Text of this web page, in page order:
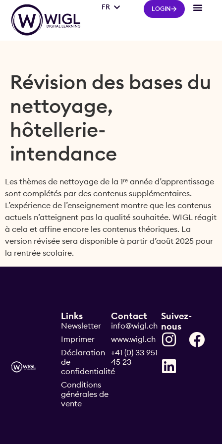
LOGIN
FR
IT
Révision des bases du
nettoyage,
hôtellerie-
intendance
Les thèmes de nettoyage de la 1ʳᵉ année d’apprentissage
sont complétés par des contenus supplémentaires.
L’expérience de l’enseignement montre que les contenus
actuels n’atteignent pas la qualité souhaitée. WIGL réagit
à cela et affine encore les contenus théoriques. La
version révisée sera disponible à partir d’août 2025 pour
la rentrée scolaire.
Contact
info@wigl.ch
www.wigl.ch
+41 (0) 33 951
45 23
Links
Newsletter
Imprimer
Déclaration
de
confidentialité
Conditions
générales de
vente
Suivez-
nous